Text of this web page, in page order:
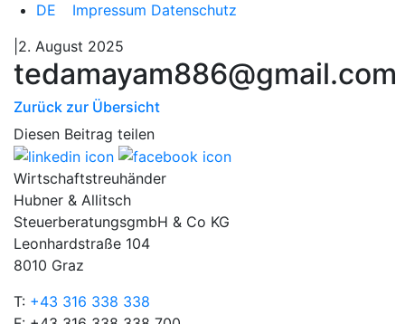
DE
Impressum Datenschutz
|2. August 2025
tedamayam886@gmail.com
Zurück zur Übersicht
Diesen Beitrag teilen
Wirtschaftstreuhänder
Hubner & Allitsch
SteuerberatungsgmbH & Co KG
Leonhardstraße 104
8010 Graz
T: +43 316 338 338